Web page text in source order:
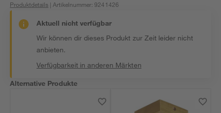
Produktdetails | Artikelnummer:9241426
Aktuell nicht verfügbar
Wir können dir dieses Produkt zur Zeit leider nicht
anbieten.
Verfügbarkeit in anderen Märkten
Alternative Produkte